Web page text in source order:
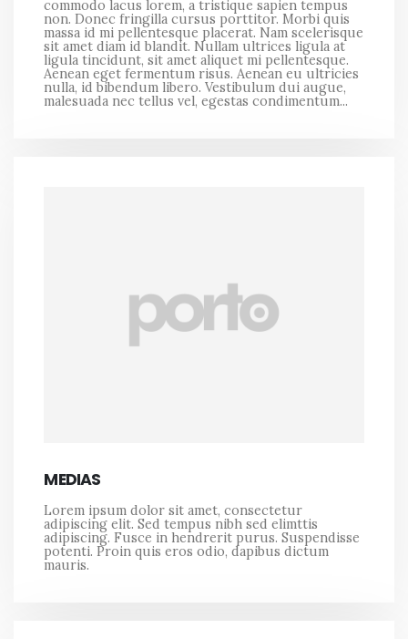
commodo lacus lorem, a tristique sapien tempus
non. Donec fringilla cursus porttitor. Morbi quis
massa id mi pellentesque placerat. Nam scelerisque
sit amet diam id blandit. Nullam ultrices ligula at
ligula tincidunt, sit amet aliquet mi pellentesque.
Aenean eget fermentum risus. Aenean eu ultricies
nulla, id bibendum libero. Vestibulum dui augue,
malesuada nec tellus vel, egestas condimentum...
MEDIAS
Lorem ipsum dolor sit amet, consectetur
adipiscing elit. Sed tempus nibh sed elimttis
adipiscing. Fusce in hendrerit purus. Suspendisse
potenti. Proin quis eros odio, dapibus dictum
mauris.